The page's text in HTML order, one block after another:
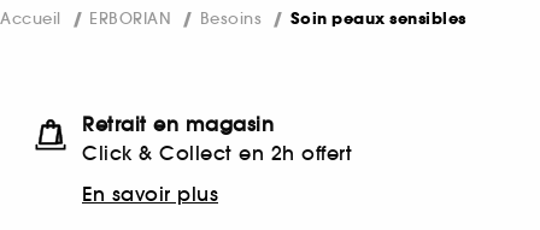
Accueil ERBORIAN Besoins Soin peaux sensibles
Retrait en magasin
Click & Collect en 2h offert
En savoir plus